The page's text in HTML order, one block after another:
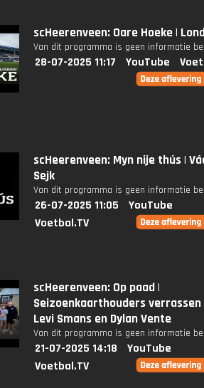
scHeerenveen: Oare Hoeke |
Van dit programma is geen informatie
28-07-2025 11:17 YouTube
scHeerenveen: Myn nije thús |
Sejk
Van dit programma is geen informatie
26-07-2025 11:05
YouTube
Voetbal.TV
scHeerenveen: Op paad |
Seizoenkaarthouders
Levi Smans en Dylan Vente
Van dit programma is geen informatie
21-07-2025 14:18
YouTube
Voetbal.TV